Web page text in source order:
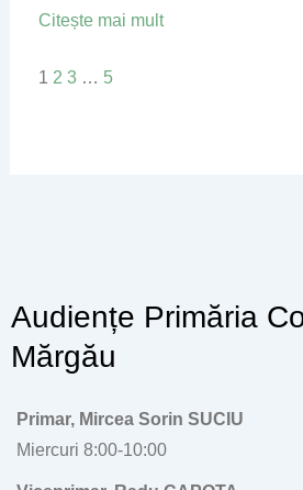
Citește mai mult
1 2 3 … 5
Audiențe Primăria
Mărgău
Primar, Mircea Sorin SUCIU
Miercuri 8:00-10:00